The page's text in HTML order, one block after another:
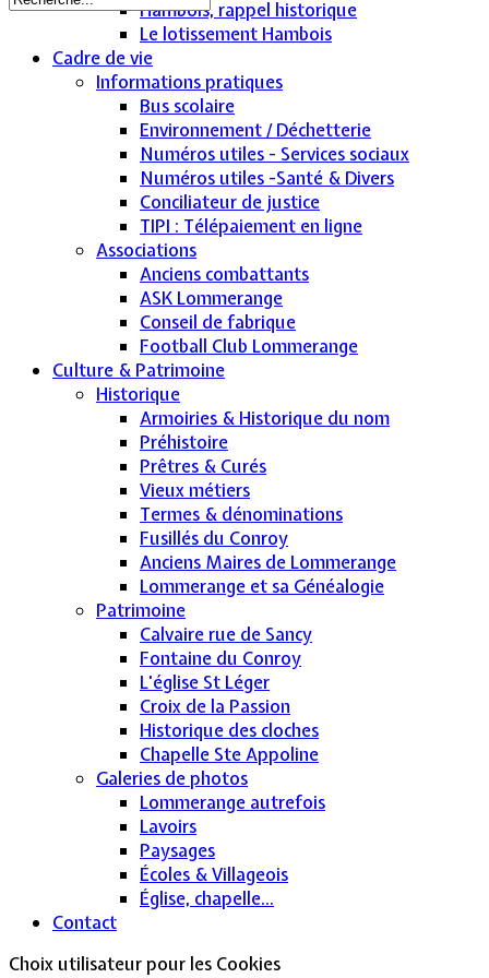
Hambois, rappel historique
Le lotissement Hambois
Cadre de vie
Informations pratiques
Bus scolaire
Environnement / Déchetterie
Numéros utiles - Services sociaux
Numéros utiles -Santé & Divers
Conciliateur de justice
TIPI : Télépaiement en ligne
Associations
Anciens combattants
ASK Lommerange
Conseil de fabrique
Football Club Lommerange
Culture & Patrimoine
Historique
Armoiries & Historique du nom
Préhistoire
Prêtres & Curés
Vieux métiers
Termes & dénominations
Fusillés du Conroy
Anciens Maires de Lommerange
Lommerange et sa Généalogie
Patrimoine
Calvaire rue de Sancy
Fontaine du Conroy
L'église St Léger
Croix de la Passion
Historique des cloches
Chapelle Ste Appoline
Galeries de photos
Lommerange autrefois
Lavoirs
Paysages
Écoles & Villageois
Église, chapelle...
Contact
Choix utilisateur pour les Cookies